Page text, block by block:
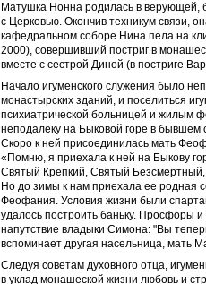
Матушка Нонна родилась в верующей,
с Церковью. Окончив техникум связи,
кафедральном соборе Нина пела на
2000), совершивший постриг в
вместе с сестрой Диной (в постриге
Начало игуменского служения было
монастырских зданий, и поселиться
психиатрической больницей и жилым
неподалеку на Быковой горе в бывшем
Скоро к ней присоединилась мать
«Помню, я приехала к ней на Быкову
Святый Крепкий, Святый
Но до зимы к нам приехала ее родная
Феофания. Условия жизни были
удалось построить баньку. Просфоры
напутствие владыки Симона: "Вы
вспоминает другая насельница, мать
Следуя советам духовного отца,
в уклад монашеской жизни любовь и